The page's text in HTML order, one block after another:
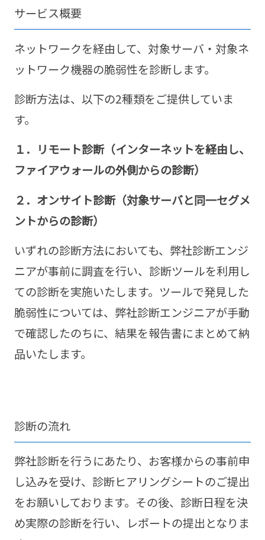
サービス概要
ネットワークを経由して、対象サーバ・対象ネ
ットワーク機器の脆弱性を診断します。
診断方法は、以下の2種類をご提供していま
す。
１．リモート診断（インターネットを経由し、
ファイアウォールの外側からの診断）
２．オンサイト診断（対象サーバと同一セグメ
ントからの診断）
いずれの診断方法においても、弊社診断エンジ
ニアが事前に調査を行い、診断ツールを利用し
ての診断を実施いたします。ツールで発見した
脆弱性については、弊社診断エンジニアが手動
で確認したのちに、結果を報告書にまとめて納
品いたします。
診断の流れ
弊社診断を行うにあたり、お客様からの事前申
し込みを受け、診断ヒアリングシートのご提出
をお願いしております。その後、診断日程を決
め実際の診断を行い、レポートの提出となりま